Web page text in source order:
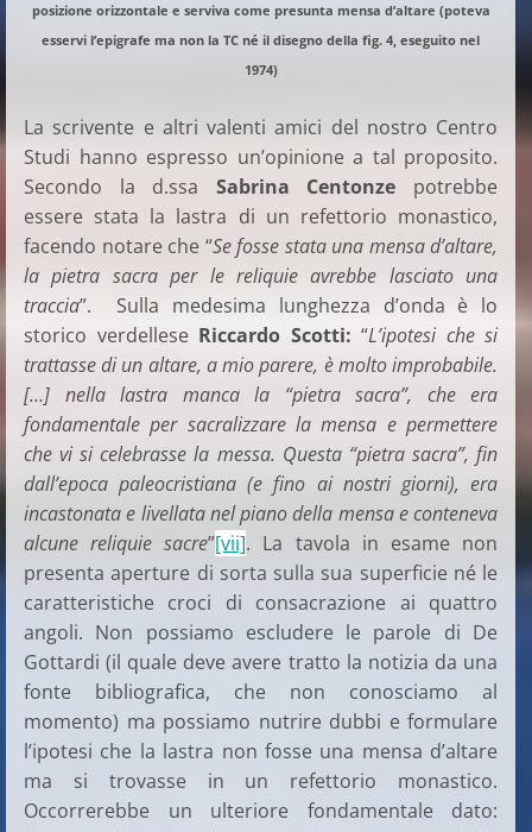
posizione orizzontale e serviva come presunta mensa d’altare (poteva
esservi l’epigrafe ma non la TC né il disegno della fig. 4, eseguito nel
1974)
La scrivente e altri valenti amici del nostro Centro
Studi hanno espresso un’opinione a tal proposito.
Secondo la d.ssa Sabrina Centonze potrebbe
essere stata la lastra di un refettorio monastico,
facendo notare che “Se fosse stata una mensa d’altare,
la pietra sacra per le reliquie avrebbe lasciato una
traccia”. Sulla medesima lunghezza d’onda è lo
storico verdellese Riccardo Scotti: “L’ipotesi che si
trattasse di un altare, a mio parere, è molto improbabile.
[…] nella lastra manca la “pietra sacra”, che era
fondamentale per sacralizzare la mensa e permettere
che vi si celebrasse la messa. Questa “pietra sacra”, fin
dall’epoca paleocristiana (e fino ai nostri giorni), era
incastonata e livellata nel piano della mensa e conteneva
alcune reliquie sacre”[vii]. La tavola in esame non
presenta aperture di sorta sulla sua superficie né le
caratteristiche croci di consacrazione ai quattro
angoli. Non possiamo escludere le parole di De
Gottardi (il quale deve avere tratto la notizia da una
fonte bibliografica, che non conosciamo al
momento) ma possiamo nutrire dubbi e formulare
l’ipotesi che la lastra non fosse una mensa d’altare
ma si trovasse in un refettorio monastico.
Occorrerebbe un ulteriore fondamentale dato: